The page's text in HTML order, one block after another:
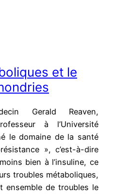
et le
Gerald Reaven,
à l’Université
le domaine de la santé
», c’est-à-dire
bien à l’insuline, ce
troubles métaboliques,
ensemble de troubles le